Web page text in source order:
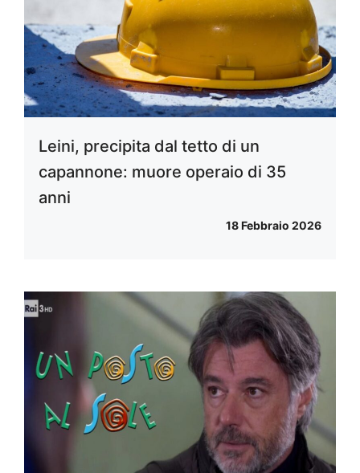
Leini, precipita dal tetto di un
capannone: muore operaio di 35
anni
18 Febbraio 2026